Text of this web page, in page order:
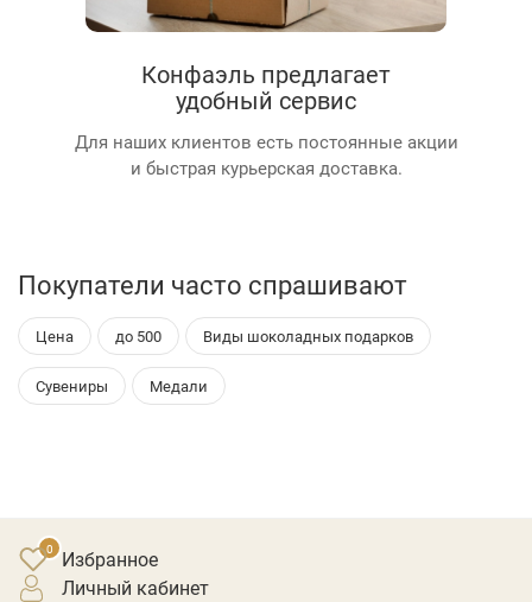
Конфаэль предлагает
удобный сервис
Для наших клиентов есть постоянные акции
и быстрая курьерская доставка.
Покупатели часто спрашивают
Цена до 500 Виды шоколадных подарков
Сувениры Медали
Избранное
личный кабинет